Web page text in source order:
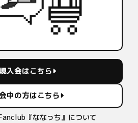
入会はこちら
中の方はこちら
『ななっち』について